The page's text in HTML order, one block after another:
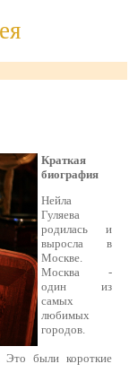
Краткая
биография
Нейла
Гуляева
родилась и
выросла в
Москве.
Москва -
один из
самых
любимых
городов.
Это были короткие